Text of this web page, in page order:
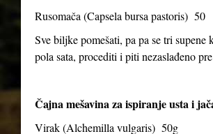
Rusomača (Capsela bursa pastoris) 50
Sve biljke pomešati, pa pa se tri
pola sata, procediti i piti nezaslađeno
Čajna mešavina za ispiranje usta i
Virak (Alchemilla vulgaris) 50g